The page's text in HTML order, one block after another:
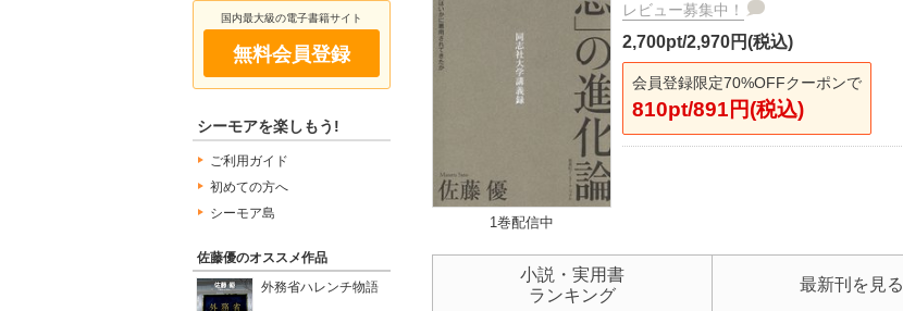
国内最大級の電子書籍サイト
無料会員登録
シーモアを楽しもう!
ご利用ガイド
初めての方へ
シーモア島
佐藤優のオススメ作品
外務省ハレンチ物語
1巻配信中
レビュー募集中！
2,700pt/2,970円(税込)
会員登録限定70%OFFクーポンで
810pt/891円(税込)
小説・実用書
ランキング
最新刊を見る